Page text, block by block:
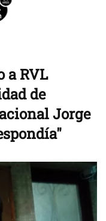
a RVL
de
Jorge